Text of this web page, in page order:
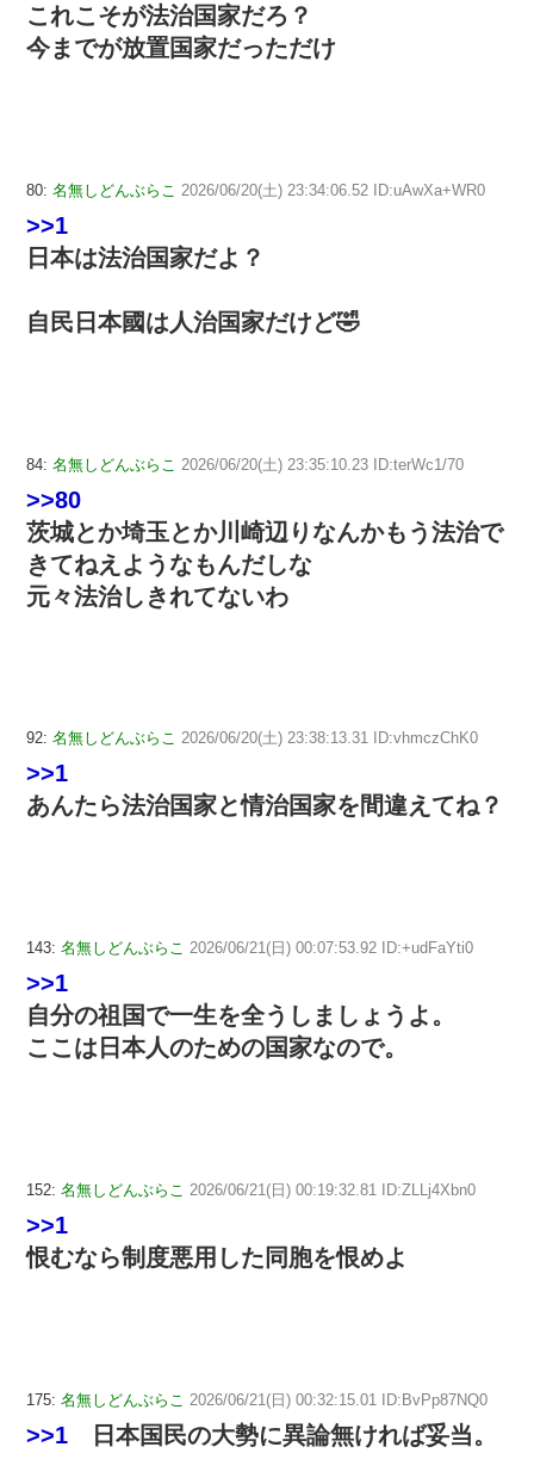
これこそが法治国家だろ？
今までが放置国家だっただけ
80: 名無しどんぶらこ 2026/06/20(土) 23:34:06.52 ID:uAwXa+WR0
>>1
日本は法治国家だよ？
自民日本國は人治国家だけど🤣
84: 名無しどんぶらこ 2026/06/20(土) 23:35:10.23 ID:terWc1/70
>>80
茨城とか埼玉とか川崎辺りなんかもう法治で
きてねえようなもんだしな
元々法治しきれてないわ
92: 名無しどんぶらこ 2026/06/20(土) 23:38:13.31 ID:vhmczChK0
>>1
あんたら法治国家と情治国家を間違えてね？
143: 名無しどんぶらこ 2026/06/21(日) 00:07:53.92 ID:+udFaYti0
>>1
自分の祖国で一生を全うしましょうよ。
ここは日本人のための国家なので。
152: 名無しどんぶらこ 2026/06/21(日) 00:19:32.81 ID:ZLLj4Xbn0
>>1
恨むなら制度悪用した同胞を恨めよ
175: 名無しどんぶらこ 2026/06/21(日) 00:32:15.01 ID:BvPp87NQ0
>>1 日本国民の大勢に異論無ければ妥当。